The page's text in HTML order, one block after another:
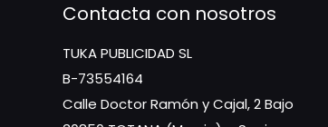
Contacta con nosotros
TUKA PUBLICIDAD SL
B-73554164
Calle Doctor Ramón y Cajal, 2 Bajo